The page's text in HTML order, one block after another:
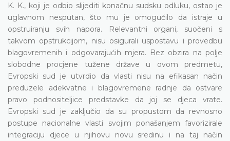
K. K., koji je odbio slijediti konačnu sudsku odluku, ostao je
uglavnom nesputan, što mu je omogućilo da istraje u
opstruiranju svih napora. Relevantni organi, suočeni s
takvom opstrukcijom, nisu osigurali uspostavu i provedbu
blagovremenih i odgovarajućih mjera. Bez obzira na polje
slobodne procjene tužene države u ovom predmetu,
Evropski sud je utvrdio da vlasti nisu na efikasan način
preduzele adekvatne i blagovremene radnje da ostvare
pravo podnositeljice predstavke da joj se djeca vrate.
Evropski sud je zaključio da su propustom da revnosno
postupe nacionalne vlasti svojim ponašanjem favorizirale
integraciju djece u njihovu novu sredinu i na taj način